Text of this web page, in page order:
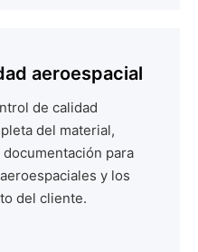
aeroespacial
de calidad
del material,
para
y los
del cliente.